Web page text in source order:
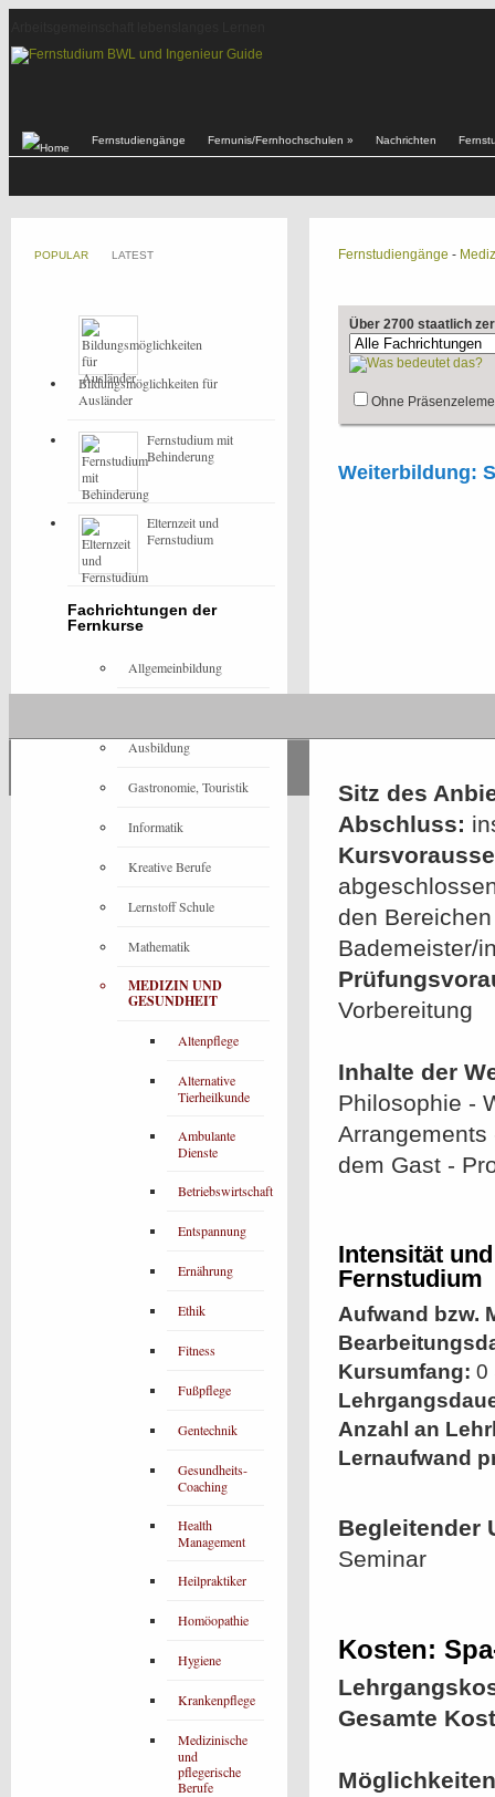
Fernstudiengänge Fernunis/Fernhochschulen » Nachrichten
Fernstudiengänge -
Über 2700 staatlich
Ohne
Weiterbildung:
Sitz des
Abschluss:
den
Bademeister/
Vorbereitung
Inhalte der
Philosophie -
Arrangements
dem Gast -
Intensität
Fernstudium
Aufwand bzw.
Kursumfang: 0
Anzahl an
Lernaufwand
Begleitender
Seminar
Kosten:
Gesamte
POPULAR LATEST
Bildungsmöglichkeiten für
Ausländer
Fernstudium mit
Behinderung
Elternzeit und
Fernstudium
Fachrichtungen der
Fernkurse
Allgemeinbildung
Ausbildung
Gastronomie, Touristik
Informatik
Kreative Berufe
Lernstoff Schule
Mathematik
MEDIZIN UND
GESUNDHEIT
Altenpflege
Alternative
Tierheilkunde
Ambulante
Dienste
Betriebswirtschaft
Entspannung
Ernährung
Ethik
Fitness
Fußpflege
Gentechnik
Gesundheits-
Coaching
Health
Management
Heilpraktiker
Homöopathie
Hygiene
Krankenpflege
Medizinische
und
pflegerische
Berufe